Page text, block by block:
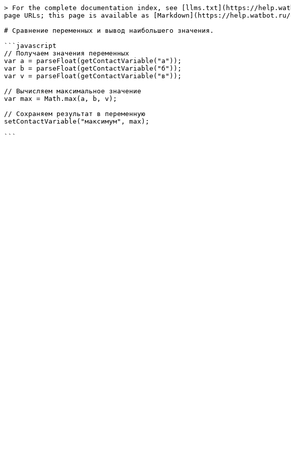
> For the complete documentation index, see [llms.txt](https://
page URLs; this page is available as [Markdown](https://help.watbot.ru/
# Сравнение переменных и вывод наибольшего значения.
```javascript
// Получаем значения переменных
var a = parseFloat(getContactVariable("а"));
var b = parseFloat(getContactVariable("б"));
var v = parseFloat(getContactVariable("в"));
// Вычисляем максимальное значение
var max = Math.max(a, b, v);
// Сохраняем результат в переменную
setContactVariable("максимум", max);